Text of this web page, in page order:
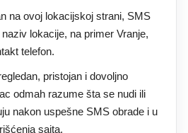
na ovoj lokacijskoj strani, SMS
lokacije, na primer Vranje,
telefon.
pristojan i dovoljno
odmah razume šta se nudi ili
nakon uspešne SMS obrade i u
sajta.